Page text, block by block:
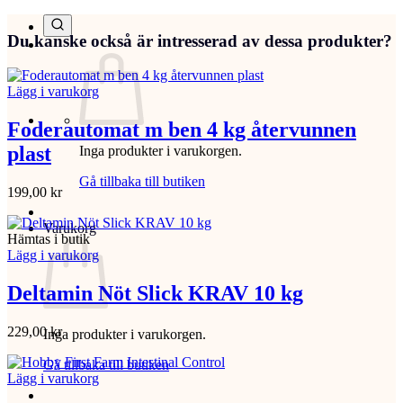
Inga produkter i varukorgen.
Gå tillbaka till butiken
Varukorg
Inga produkter i varukorgen.
Gå tillbaka till butiken
Du kanske också är intresserad av dessa produkter?
Lägg i varukorg
Foderautomat m ben 4 kg återvunnen
plast
199,00 kr
Hämtas i butik
Lägg i varukorg
Deltamin Nöt Slick KRAV 10 kg
229,00kr
Lägg i varukorg